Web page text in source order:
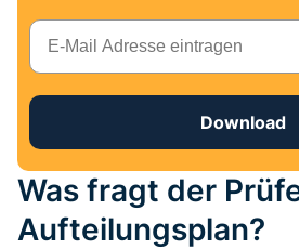
E-Mail
Download
Was fragt der
Aufteilungsplan?